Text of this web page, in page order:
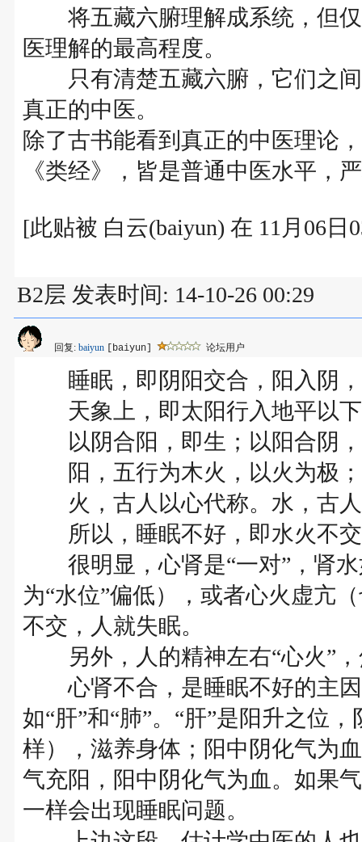
将五藏六腑理解成系统，但仅
医理解的最高程度。
只有清楚五藏六腑，它们之间
真正的中医。
除了古书能看到真正的中医理论
《类经》，皆是普通中医水平，
[此贴被 白云(baiyun) 在 11月06日
B2层 发表时间: 14-10-26 00:29
回复: baiyun [baiyun] 论坛用户
睡眠，即阴阳交合，阳入阴，
天象上，即太阳行入地平以下
以阴合阳，即生；以阳合阴，
阳，五行为木火，以火为极；
火，古人以心代称。水，古人
所以，睡眠不好，即水火不交
很明显，心肾是“一对”，肾水
为“水位”偏低），或者心火虚亢
不交，人就失眠。
另外，人的精神左右“心火”，
心肾不合，是睡眠不好的主因
如“肝”和“肺”。“肝”是阳升之位
样），滋养身体；阳中阴化气为
气充阳，阳中阴化气为血。如果
一样会出现睡眠问题。